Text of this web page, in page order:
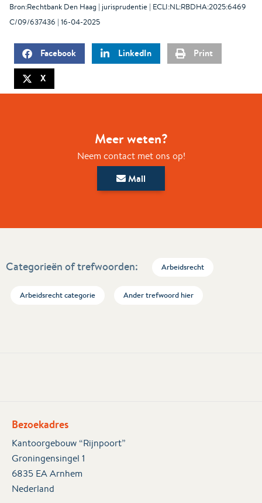
Bron:Rechtbank Den Haag | jurisprudentie | ECLI:NL:RBDHA:2025:6469
C/09/637436 | 16-04-2025
Facebook LinkedIn Print
X
Meer weten?
Neem contact met ons op!
Mail
Categorieën of trefwoorden: Arbeidsrecht
Arbeidsrecht categorie Ander trefwoord hier
Bezoekadres
Kantoorgebouw “Rijnpoort”
Groningensingel 1
6835 EA Arnhem
Nederland